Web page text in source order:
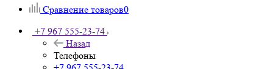
Сравнение товаров0
+7 967 555-23-74
Назад
Телефоны